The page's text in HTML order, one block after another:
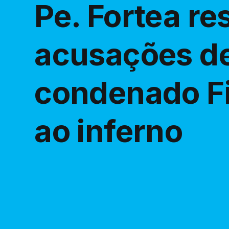
Pe. Fortea
acusações
condenado
ao inferno